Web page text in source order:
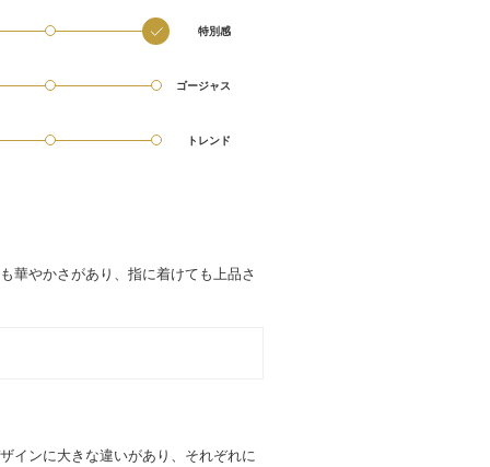
特別感
ゴージャス
トレンド
華やかさがあり、指に着けても上品さ
インに大きな違いがあり、それぞれに